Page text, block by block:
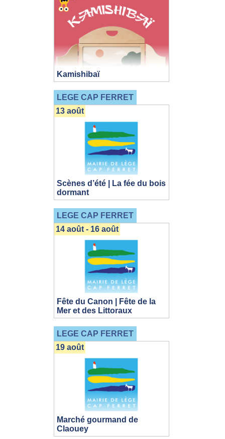
Kamishibaï
LEGE CAP FERRET
Scènes d’été | La fée du bois
dormant
13 août
LEGE CAP FERRET
Fête du Canon | Fête de la
Mer et des Littoraux
14 août - 16 août
LEGE CAP FERRET
Marché gourmand de
Claouey
19 août